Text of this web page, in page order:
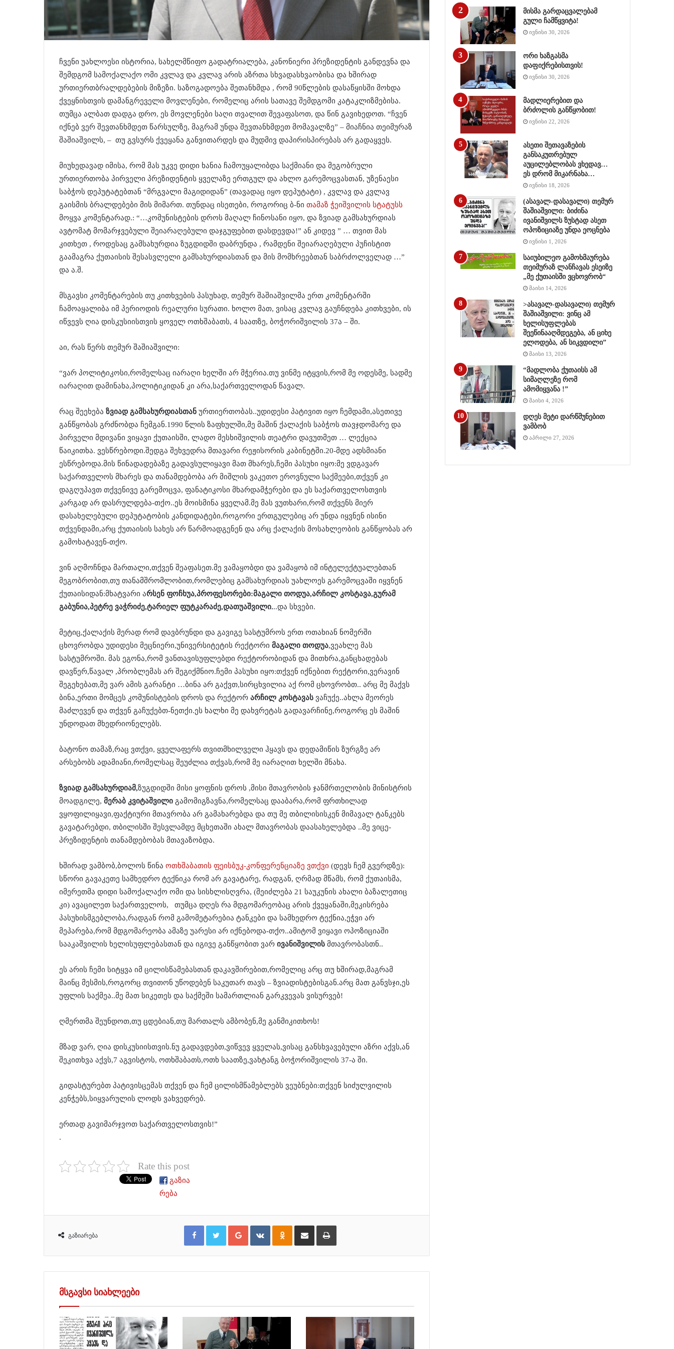
ჩვენი უახლოესი ისტორია, სახელმწიფო გადატრიალება, კანონიერი პრეზიდენტის განდევნა და
შემდგომ სამოქალაქო ომი კვლავ და კვლავ არის აზრთა სხვადასხვაობისა და ხშირად
ურთიერთბრალდებების მიზეზი. საზოგადოება შეთანხმდა , რომ 90წლების დასაწყისში მოხდა
ქვეყნისთვის დამანგრეველი მოვლენები, რომელიც არის სათავე შემდგომი კატაკლიზმებისა.
თუმცა ალბათ დადგა დრო, ეს მოვლენები საღი თვალით შევაფასოთ, და წინ გავიხედოთ. “ჩვენ
იქნებ ვერ შევთანხმდეთ წარსულზე, მაგრამ უნდა შევთანხმდეთ მომავალზე” – მიაჩნია თეიმურაზ
შაშიაშვილს, – თუ გვსურს ქვეყანა განვითარდეს და მუდმივ დაპირისპირებას არ გადაყვეს.
მიუხედავად იმისა, რომ მას უკვე დიდი ხანია ჩამოუყალიბდა საქმიანი და მეგობრული
ურთიერთობა პირველი პრეზიდენტის ყველაზე ერთგულ და ახლო გარემოცვასთან, უზენაესი
საბჭოს დეპუტატებთან “მრგვალი მაგიდიდან” (თავადაც იყო დეპუტატი) , კვლავ და კვლავ
გაისმის ბრალდებები მის მიმართ. თუნდაც ისეთები, როგორიც ბ-ნი თამაზ ჭეიშვილის სტატუსს
მოყვა კომენტარად.: “…კომუნისტების დროს მაღალ ჩინოსანი იყო, და ზვიად გამსახურდიას
ავტომატ მომარჯვებული შეიარაღებული დაჯგუფებით დასდევდა!” ან კიდევ ” … თვით მას
კითხეთ , როდესაც გამსახურდია ზუგდიდში დაბრუნდა , რამდენი შეიარაღებული პუჩისტით
გაამაგრა ქუთაისის შესასვლელი გამსახურდიასთან და მის მომხრეებთან საბრძოლველად …”
და ა.შ.
მსგავსი კომენტარების თუ კითხვების პასუხად, თემურ შაშიაშვილმა ერთ კომენტარში
ჩამოაყალიბა იმ პერიოდის რეალური სურათი. ხოლო მათ, ვისაც კვლავ გაუჩნდება კითხვები, ის
იწვევს ღია დისკუსიისთვის ყოველ ოთხშაბათს, 4 საათზე, ბოჭორიშვილის 37ა – ში.
აი, რას წერს თემურ შაშიაშვილი:
“ვარ პოლიტიკოსი,რომელსაც იარაღი ხელში არ მჭერია.თუ ვინმე იტყვის,რომ მე ოდესმე, სადმე
იარაღით დამინახა,პოლიტიკიდან კი არა,საქართველოდან წავალ.
რაც შეეხება ზვიად გამსახურდიასთან ურთიერთობას..უდიდესი პატივით იყო ჩემდამი,ასეთივე
განწყობას გრძნობდა ჩემგან.1990 წლის ზაფხულში,მე მაშინ ქალაქის საბჭოს თავჯდომარე და
პირველი მდივანი ვიყავი ქუთაისში, ლადო მესხიშვილის თეატრი დავუთმეთ … ლექცია
წაიკითხა. ვესწრებოდი.შედგა შეხვედრა მთავარი რეჟისორის კაბინეტში.20-მდე ადსმიანი
ესწრებოდა.მის წინადადებაზე გადავსულიყავი მათ მხარეს,ჩემი პასუხი იყო:მე ვდგავარ
საქართველოს მხარეს და თანამდებობა არ მიშლის ვაკეთო ეროვნული საქმეები,თქვენ კი
დაგღუპავთ თქვენივე გარემოცვა, ფანატიკოსი მხარდამჭერები და ეს საქართველოსთვის
კარგად არ დასრულდება-თქო..ეს მოისმინა ყველამ.მე მას ვუთხარი,რომ თქვენს მიერ
დასახელებული დეპუტატობის კანდიდატები,როგორი ერთგულებიც არ უნდა იყვნენ ისინი
თქვენდამი,არც ქუთაისის სახეს არ წარმოადგენენ და არც ქალაქის მოსახლეობის განწყობას არ
გამოხატავენ-თქო.
ვინ აღმოჩნდა მართალი,თქვენ შეაფასეთ.მე ვამაყობდი და ვამაყობ იმ ინტელექტუალებთან
მეგობრობით,თუ თანამშრომლობით,რომლებიც გამსახურდიას უახლოეს გარემოცვაში იყვნენ
ქუთაისიდან:მხატვარი არსენ ფოჩხუა,პროფესორები:მაგალი თოდუა,არჩილ კოსტავა,გურამ
გაბუნია,პეტრე ვაჭრიძე,ტარიელ ფუტკარაძე,დათუაშვილი...და სხვები.
მეტიც,ქალაქის მერად რომ დავბრუნდი და გავიგე სასტუმროს ერთ ოთახიან ნომერში
ცხოვრობდა უდიდესი მეცნიერი,უნივერსიტეტის რექტორი მაგალი თოდუა,ვეახლე მას
სასტუმროში. მას ეგონა,რომ ვანთავისუფლებდი რექტორობიდან და მითხრა,განცხადებას
დავწერ,წავალ ,პრობლემას არ შეგიქმნიო.ჩემი პასუხი იყო:თქვენ იქნებით რექტორი,ვერავინ
შეგეხებათ,მე ვარ ამის გარანტი …ბინა არ გაქვთ,სირცხვილია აქ რომ ცხოვრობთ.. არც მე მაქვს
ბინა,ერთი მომცეს კომუნისტების დროს და რექტორ არჩილ კოსტავას ვაჩუქე..ახლა მეორეს
მაძლევენ და თქვენ გაჩუქებთ-ნეთქი.ეს ხალხი მე დახვრეტას გადავარჩინე,როგორც ეს მაშინ
უნდოდათ მხედრიონელებს.
ბატონო თამაზ,რაც ვთქვი, ყველაფერს თვითმხილველი ჰყავს და დედამიწის ზურგზე არ
არსებობს ადამიანი,რომელსაც შეუძლია თქვას,რომ მე იარაღით ხელში მნახა.
ზვიად გამსახურდიამ,ზუგდიდში მისი ყოფნის დროს ,მისი მთავრობის ჯანმრთელობის მინისტრის
მოადგილე, მერაბ კვიტაშვილი გამომიგზავნა,რომელსაც დააბარა,რომ ფრთხილად
ვყოფილიყავი,ფაქტიური მთავრობა არ გამახარებდა და თუ მე თბილისისკენ მიმავალ ტანკებს
გავატარებდი, თბილისში შესვლამდე მცხეთაში ახალ მთავრობას დაასახელებდა ..მე ვიცე-
პრეზიდენტის თანამდებობას მთავაზობდა.
ხშირად ვამბობ,ბოლოს წინა ოთხშაბათის ფეისბუკ-კონფერენციაზე ვთქვი (დევს ჩემ გვერდზე):
სწორი გავაკეთე სამხედრო ტექნიკა რომ არ გავატარე, რადგან, ღრმად მწამს, რომ ქუთაისმა,
იმერეთმა დიდი სამოქალაქო ომი და სისხლისღვრა, (შეიძლება 21 საუკუნის ახალი ბაზალეთიც
კი) ავაცილეთ საქართველოს, თუმცა დღეს რა მდგომარეობაც არის ქვეყანაში,მეკისრება
პასუხისმგებლობა,რადგან რომ გამომეტარებია ტანკები და სამხედრო ტექნია,ეჭვი არ
მეპარება,რომ მდგომარეობა ამაზე უარესი არ იქნებოდა-თქო..ამიტომ ვიყავი ოპოზიციაში
სააკაშვილის ხელისუფლებასთან და იგივე განწყობით ვარ ივანიშვილის მთავრობასთნ..
ეს არის ჩემი სიტყვა იმ ცილისწამებასთან დაკავშირებით,რომელიც არც თუ ხშირად,მაგრამ
მაინც მესმის,როგორც თვითონ უწოდებენ საკუთარ თავს – ზვიადისტებისგან.არც მათ განვსჯი,ეს
უფლის საქმეა..მე მათ სიკეთეს და საქმეში სამართლიან გარკვევას ვისურვებ!
ღმერთმა შეუნდოთ,თუ ცდებიან,თუ მართალს ამბობენ,მე განმიკითხოს!
მზად ვარ, ღია დისკუსიისთვის.ნუ გადავდებთ,ვიწვევ ყველას,ვისაც განსხვავებული აზრი აქვს,ან
შეკითხვა აქვს,7 აგვისტოს, ოთხშაბათს,ოთხ საათზე,ვახტანგ ბოჭორიშვილის 37-ა ში.
გიდასტურებთ პატივისცემას თქვენ და ჩემ ცილისმწამებლებს ვეუბნები:თქვენ სიძულვილის
კენჭებს,სიყვარულის ლოდს ვახვედრებ.
ერთად გავიმარჯვოთ საქართველოსთვის!”
.
Rate this post
გაზია
რება
გაზიარება
Facebook Google+ VKontakte
მსგავსი სიახლეები
მისმა გარდაცვალებამ
გული ჩამწყვიტა!
ივნისი 30, 2026
ორი ხაზგასმა
დაფიქრებისთვის!
ივნისი 30, 2026
მადლიერებით და
ბრძოლის განწყობით!
ივნისი 22, 2026
ასეთი შეთავაზების
განსაკუთრებულ
აუცილებლობას ვხედავ…
ეს დრომ მიკარნახა…
ივნისი 18, 2026
(ასავალ-დასავალი) თემურ
შაშიაშვილი: ბიძინა
ივანიშვილს ზუსტად ასეთ
ოპოზიციაზე უნდა ეოცნება
ივნისი 1, 2026
საიუბილეო გამოხმაურება
თეიმურაზ ლანჩავას ესეიზე
„მე ქუთაისში ვცხოვრობ“
მაისი 14, 2026
>ასავალ-დასავალი) თემურ
შაშიაშვილი: ვინც ამ
ხელისუფლებას
შეეწინააღმდეგება, ან ციხე
ელოდება, ან სიკვდილი”
მაისი 13, 2026
“მადლობა ქუთაისს ამ
სიმაღლეზე რომ
ამომიყვანა !”
მაისი 4, 2026
დღეს მეტი დარწმუნებით
ვამბობ
აპრილი 27, 2026